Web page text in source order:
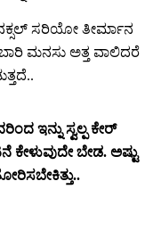
ಸರಿಯೋ ತೀರ್ಮಾನ
ಮನಸು ಅತ್ತ ವಾಲಿದರೆ
ಇನ್ನು ಸ್ವಲ್ಪ ಕೇರ್
ಬೇಡ. ಅಷ್ಟು